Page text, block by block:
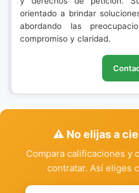
orientado a brindar
abordando las
compromiso y claridad.
⚠️ No elijas a
Compara calificaciones y
contratar. Así eliges